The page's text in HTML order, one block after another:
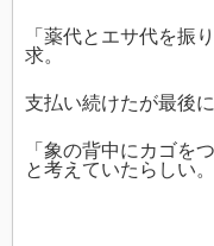
「薬代とエサ代を振
求。
支払い続けたが最後
「象の背中にカゴを
と考えていたらしい。